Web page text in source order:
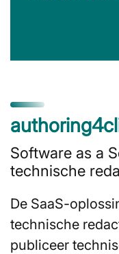
Software as a
technische
De SaaS-
technische
publiceer